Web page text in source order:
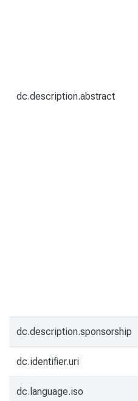
dc.description.abstract
dc.description.sponsorship
dc.identifier.uri
dc.language.iso